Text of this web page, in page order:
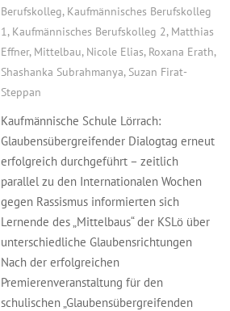
Berufskolleg, Kaufmännisches Berufskolleg
1 , Kaufmännisches Berufskolleg 2, Matthias
Effner, Mittelbau, Nicole Elias, Roxana Erath,
Shashanka Subrahmanya, Suzan Firat-
Steppan
Kaufmännische Schule Lörrach:
Glaubensübergreifender Dialogtag erneut
erfolgreich durchgeführt – zeitlich
parallel zu den Internationalen Wochen
gegen Rassismus informierten sich
Lernende des „Mittelbaus“ der KSLö über
unterschiedliche Glaubensrichtungen
Nach der erfolgreichen
Premierenveranstaltung für den
schulischen „Glaubensübergreifenden